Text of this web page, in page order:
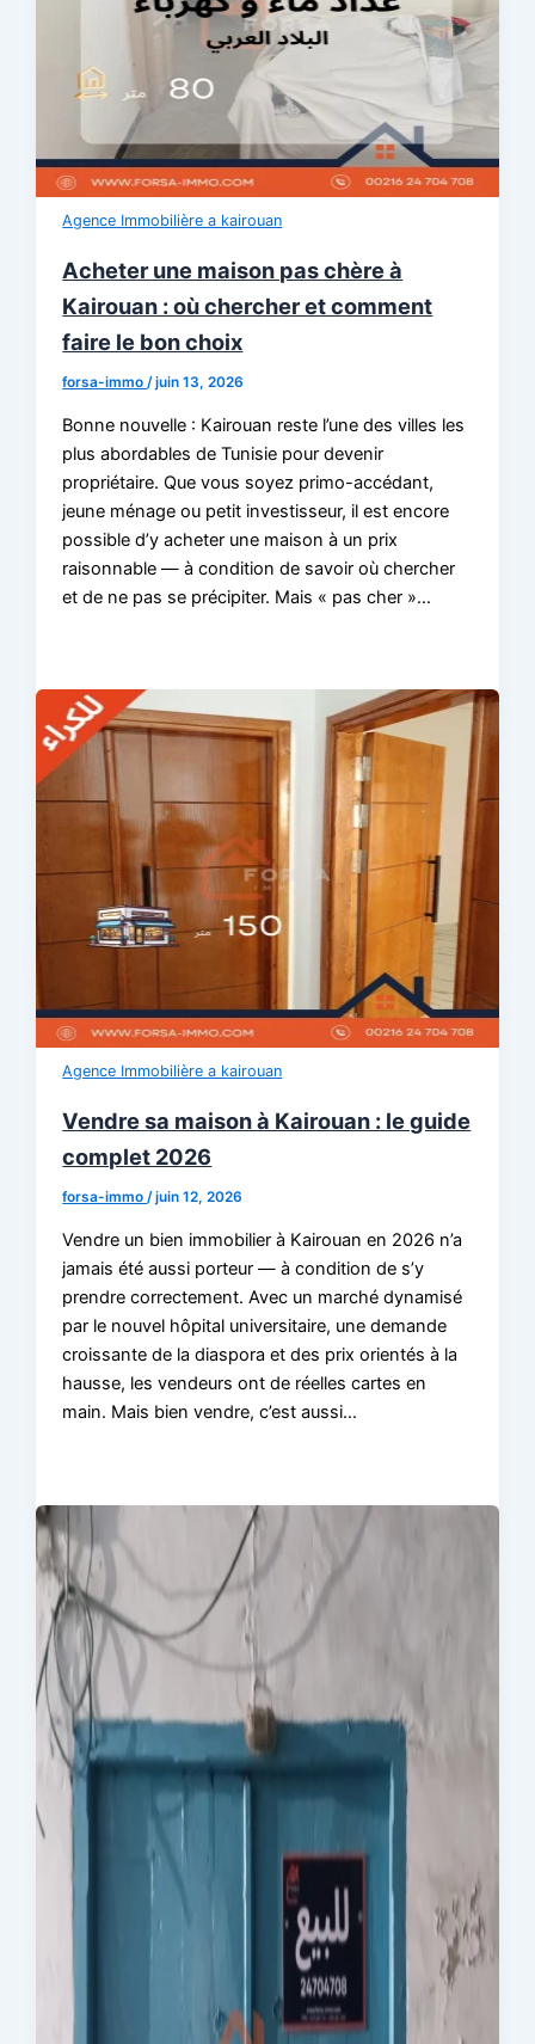
Agence Immobilière a kairouan
Acheter une maison pas chère à
Kairouan : où chercher et comment
faire le bon choix
forsa-immo/juin 13, 2026
Bonne nouvelle : Kairouan reste l’une des villes les
plus abordables de Tunisie pour devenir
propriétaire. Que vous soyez primo-accédant,
jeune ménage ou petit investisseur, il est encore
possible d’y acheter une maison à un prix
raisonnable — à condition de savoir où chercher
et de ne pas se précipiter. Mais « pas cher »…
Agence Immobilière a kairouan
Vendre sa maison à Kairouan : le guide
complet 2026
forsa-immo/juin 12, 2026
Vendre un bien immobilier à Kairouan en 2026 n’a
jamais été aussi porteur — à condition de s’y
prendre correctement. Avec un marché dynamisé
par le nouvel hôpital universitaire, une demande
croissante de la diaspora et des prix orientés à la
hausse, les vendeurs ont de réelles cartes en
main. Mais bien vendre, c’est aussi…